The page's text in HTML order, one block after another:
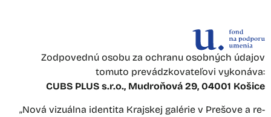
Zodpovednú osobu za ochranu osobných údajov
tomuto prevádzkovateľovi vykonáva:
CUBS PLUS s.r.o., Mudroňová 29, 04001 Košice
„Nová vizuálna identita Krajskej galérie v Prešove a re-